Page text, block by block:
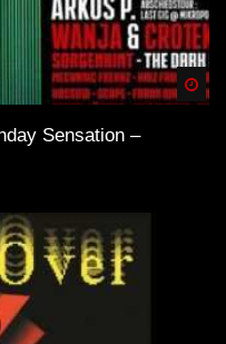
Sensation –